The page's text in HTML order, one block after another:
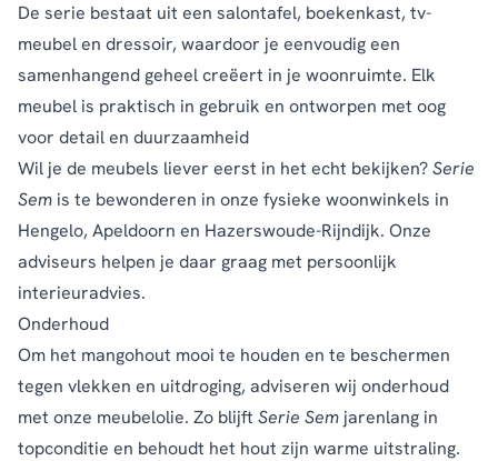
De serie bestaat uit een salontafel, boekenkast, tv-
meubel en dressoir, waardoor je eenvoudig een
samenhangend geheel creëert in je woonruimte. Elk
meubel is praktisch in gebruik en ontworpen met oog
voor detail en duurzaamheid
Wil je de meubels liever eerst in het echt bekijken?Serie
Sem is te bewonderen in onze fysieke woonwinkels in
Hengelo, Apeldoorn en Hazerswoude-Rijndijk. Onze
adviseurs helpen je daar graag met persoonlijk
interieuradvies.
Onderhoud
Om het mangohout mooi te houden en te beschermen
tegen vlekken en uitdroging, adviseren wij onderhoud
met onze meubelolie. Zo blijft Serie Sem jarenlang in
topconditie en behoudt het hout zijn warme uitstraling.